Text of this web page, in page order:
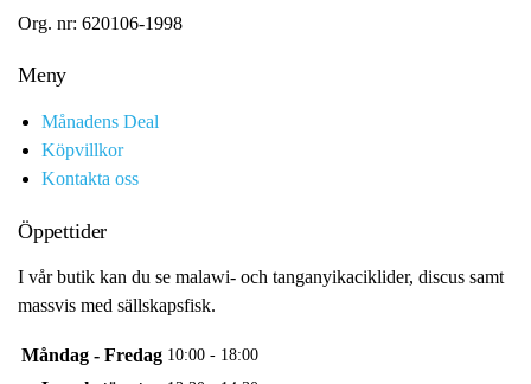
Org. nr: 620106-1998
Meny
Månadens Deal
Köpvillkor
Kontakta oss
Öppettider
I vår butik kan du se malawi- och tanganyikaciklider, discus samt
massvis med sällskapsfisk.
Måndag - Fredag 10:00 - 18:00